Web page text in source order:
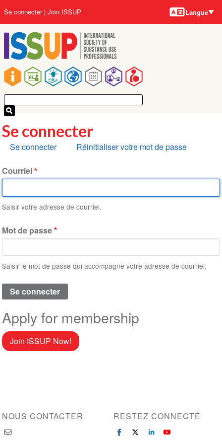
au
contenu
principal
Main
navigation
User
account
menu
Se connecter Join ISSUP Langues
Langue
Se connecter
Onglets
Se connecter Réinitialiser votre mot de passe
Courriel
Saisir votre adresse de courriel.
Mot de passe
Saisir le mot de passe qui accompagne votre adresse de courriel.
Apply for membership
Join ISSUP Now!
NOUS CONTACTER RESTEZ CONNECTÉ